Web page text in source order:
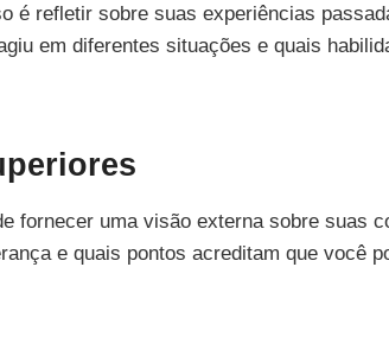
é refletir sobre suas experiências
em diferentes situações e quais
fornecer uma visão externa sobre suas
e quais pontos acreditam que você